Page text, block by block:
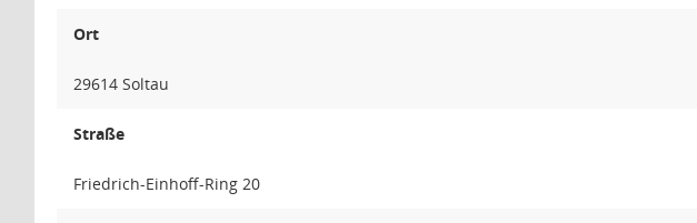
Ort
29614 Soltau
Straße
Friedrich-Einhoff-Ring 20